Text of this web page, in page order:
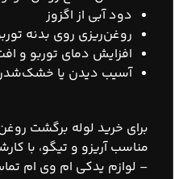
دود آبی از اگزوز
روغن‌ریزی روی بدنه
افزایش دمای توربو و
آسیب دیدن یا
برای خرید لوله برگشت
مناسب آریزو و تیگو، با
– لوازم یدکی ام وی ام